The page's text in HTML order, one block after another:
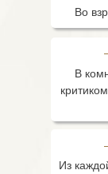
Во
В
Из